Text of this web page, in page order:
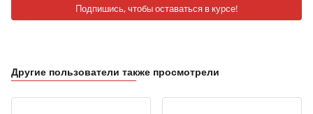
Подпишись, чтобы оставаться в курсе!
Другие пользователи также просмотрели